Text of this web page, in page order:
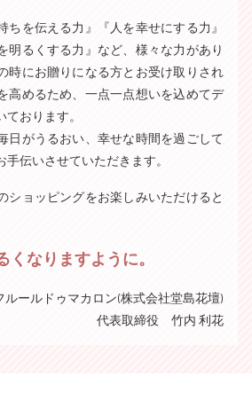
ちを伝える力』『人を幸せにする力』
明るくする力』など、様々な力があり
時にお贈りになる方とお受け取りされ
高めるため、一点一点想いを込めてデ
おります。
日がうるおい、幸せな時間を過ごして
伝いさせていただきます。
ショッピングをお楽しみいただけると
くなりますように。
ルールドゥマカロン(株式会社堂島花壇)
代表取締役 竹内 利花